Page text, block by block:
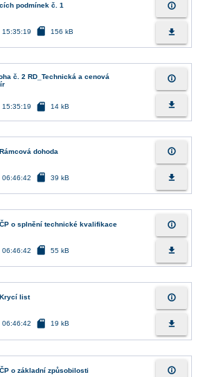
podmínek č. 1
15:35:19 sd_card 156 kB
info_outline
file_download
č. 2 RD_Technická a cenová
15:35:19 sd_card 14 kB
info_outline
file_download
dohoda
06:46:42 sd_card 39 kB
info_outline
file_download
o splnění technické kvalifikace
06:46:42 sd_card 55 kB
info_outline
file_download
list
06:46:42 sd_card 19 kB
info_outline
file_download
o základní způsobilosti info_outline